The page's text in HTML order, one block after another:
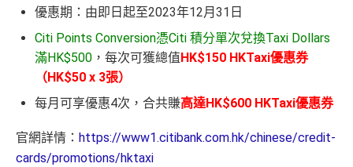
優惠期：由即日起至2023年12月31日
Citi Points Conversion憑Citi 積分單次兌換Taxi Dollars
滿HK$500 ，每次可獲總值 HK$150 HKTaxi優惠券
（HK$50 x 3張）
每月可享優惠4次，合共賺高達HK$600 HKTaxi優惠券
官網詳情： https://www1.citibank.com.hk/chinese/credit-
cards/promotions/hktaxi